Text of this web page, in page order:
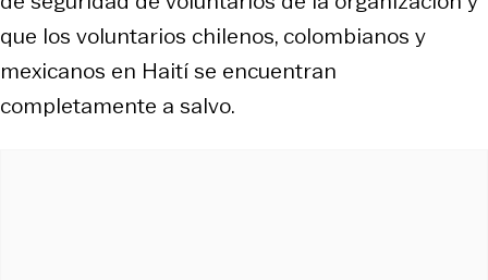
que los voluntarios chilenos, colombianos y
mexicanos en Haití se encuentran
completamente a salvo.